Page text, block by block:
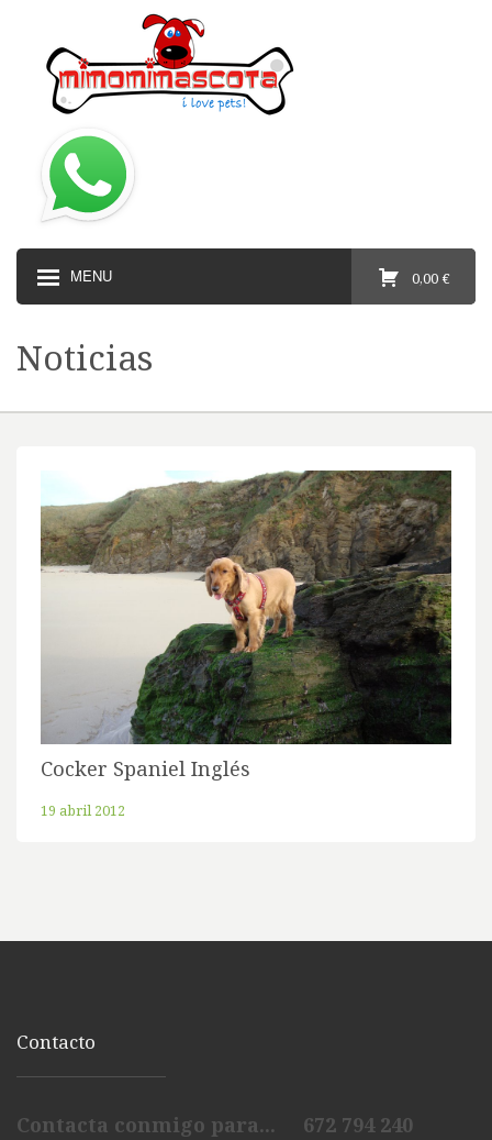
MENU 0,00 €
Noticias
Cocker Spaniel Inglés
19 abril 2012
Contacto
Contacta conmigo para... 672 794 240